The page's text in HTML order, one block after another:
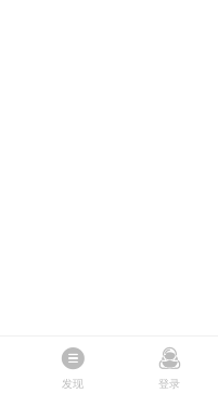
发现 登录